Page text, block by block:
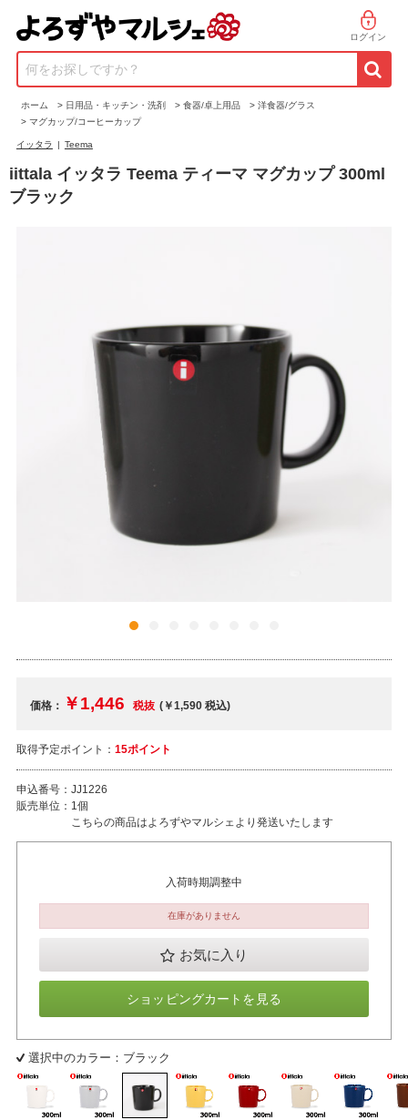
ログイン
何をお探しですか？
ホーム > 日用品・キッチン・洗剤 > 食器/卓上用品 > 洋食器/グラス
> マグカップ/コーヒーカップ
イッタラ | Teema
iittala イッタラ Teema ティーマ マグカップ 300ml
ブラック
価格： ￥1,446 税抜 (￥1,590税込)
取得予定ポイント： 15ポイント
申込番号： JJ1226
販売単位： 1個
こちらの商品はよろずやマルシェより発送いたします
入荷時期調整中
在庫がありません
お気に入り
ショッピングカートを見る
選択中のカラー：ブラック